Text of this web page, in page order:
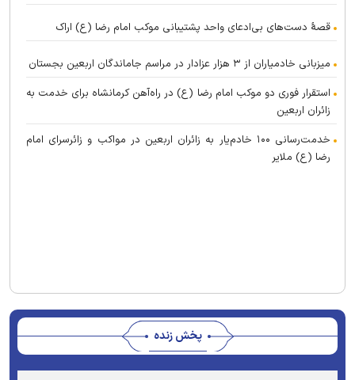
قصهٔ دست‌های بی‌ادعای واحد پشتیبانی موکب امام رضا (ع) اراک
میزبانی خادمیاران از ۳ هزار عزادار در مراسم جاماندگان اربعین بجستان
استقرار فوری دو موکب امام رضا (ع) در راه‌آهن کرمانشاه برای خدمت به
زائران اربعین
خدمت‌رسانی ۱۰۰ خادم‌یار به زائران اربعین در مواکب و زائرسرای امام
رضا (ع) ملایر
پخش زنده